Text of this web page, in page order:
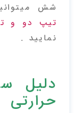
شش
تیپ دو و
نمایید .
دلیل